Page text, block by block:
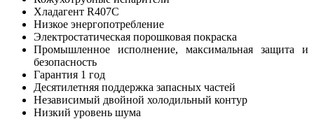
Хладагент R407C
Низкое энергопотребление
Электростатическая порошковая покраска
Промышленное исполнение, максимальная защита и
безопасность
Гарантия 1 год
Десятилетняя поддержка запасных частей
Независимый двойной холодильный контур
Низкий уровень шума